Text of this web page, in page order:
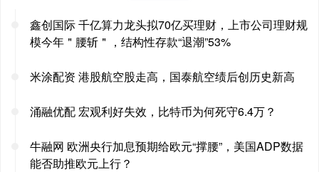
鑫创国际 千亿算力龙头拟70亿买理财，上市公司理财规
模今年＂腰斩＂，结构性存款“退潮”53%
米涂配资 港股航空股走高，国泰航空绩后创历史新高
涌融优配 宏观利好失效，比特币为何死守6.4万？
牛融网 欧洲央行加息预期给欧元“撑腰”，美国ADP数据
能否助推欧元上行？